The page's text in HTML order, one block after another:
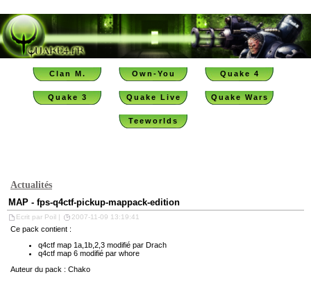
Clan M. Own-You Quake 4
Quake 3 Quake Live Quake Wars
Teeworlds
Actualités
MAP - fps-q4ctf-pickup-mappack-edition
Ecrit par Poil | 2007-11-09 13:19:41
Ce pack contient :
q4ctf map 1a,1b,2,3 modifié par Drach
q4ctf map 6 modifié par whore
Auteur du pack : Chako